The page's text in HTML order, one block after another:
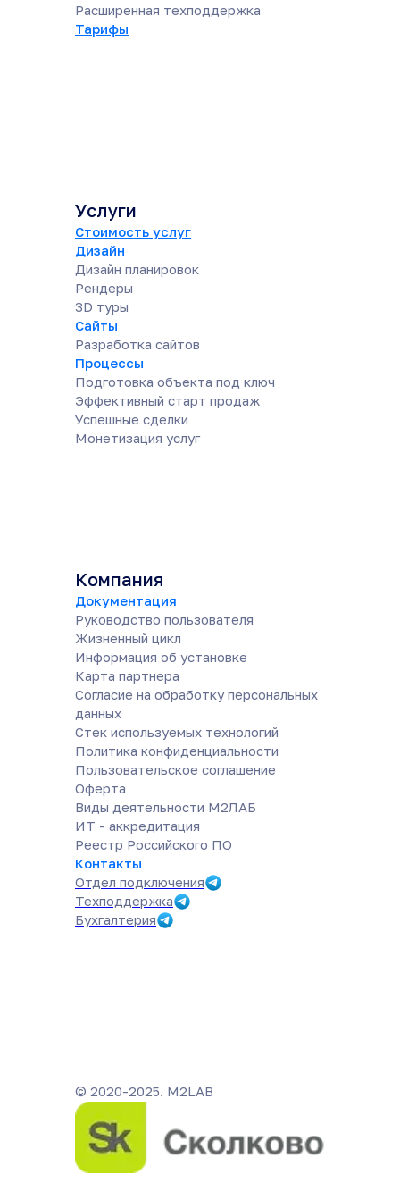
© 2020-2025. M2LAB
Компания
Документация
Руководство пользователя
Жизненный цикл
Информация об установке
Карта партнера
Согласие на обработку персональных
данных
Cтек используемых технологий
Политика конфиденциальности
Пользовательское соглашение
Оферта
Виды деятельности М2ЛАБ
ИТ - аккредитация
Реестр Российского ПО
Контакты
Отдел подключения
Техподдержка
Бухгалтерия
Услуги
Стоимость услуг
Дизайн
Дизайн планировок
Рендеры
3D туры
Сайты
Разработка сайтов
Процессы
Подготовка объекта под ключ
Эффективный старт продаж
Успешные сделки
Монетизация услуг
Расширенная техподдержка
Тарифы